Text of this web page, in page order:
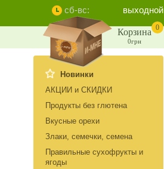
сб-вс:
выходной
Корзина 0
0грн
Новинки
АКЦИИ и СКИДКИ
Продукты без глютена
Вкусные орехи
Злаки, семечки, семена
Правильные сухофрукты и
ягоды